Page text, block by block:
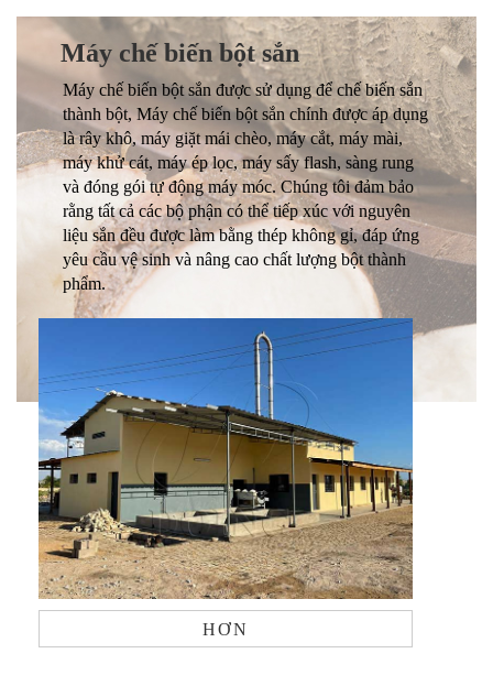
Máy chế biến bột sắn
Máy chế biến bột sắn được sử dụng để chế biến sắn
thành bột, Máy chế biến bột sắn chính được áp dụng
là rây khô, máy giặt mái chèo, máy cắt, máy mài,
máy khử cát, máy ép lọc, máy sấy flash, sàng rung
và đóng gói tự động máy móc. Chúng tôi đảm bảo
rằng tất cả các bộ phận có thể tiếp xúc với nguyên
liệu sắn đều được làm bằng thép không gỉ, đáp ứng
yêu cầu vệ sinh và nâng cao chất lượng bột thành
phẩm.
HƠN